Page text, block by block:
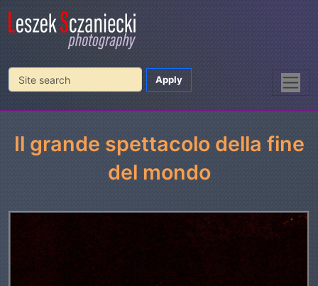
Home
Theatre
Il grande spettacolo della fine
del mondo